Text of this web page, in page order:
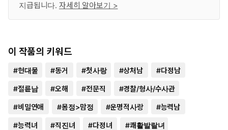
지급됩니다. 자세히 알아보기 >
이 작품의 키워드
#현대물 #동거 #첫사랑 #상처남 #다정남
#절륜남 #오해 #전문직 #경찰/형사/수사관
#비밀연애 #몸정>맘정 #운명적사랑 #능력남
#능력녀 #직진녀 #다정녀 #쾌활발랄녀